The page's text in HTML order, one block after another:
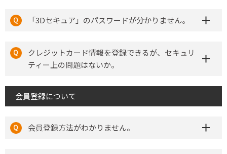
「3Dセキュア」のパスワードが分かりません。
クレジットカード情報を登録できるが、セキュリ
ティー上の問題はないか。
会員登録について
会員登録方法がわかりません。